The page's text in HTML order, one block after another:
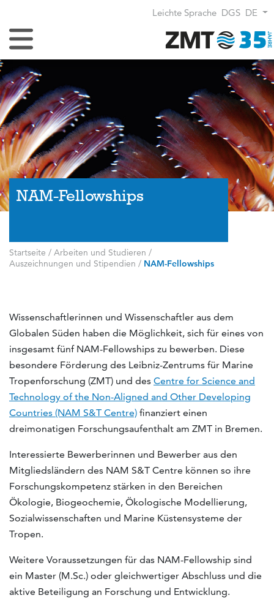
Leichte Sprache DGS DE
Navigation umschalten
NAM-Fellowships
Startseite / Arbeiten und Studieren /
Auszeichnungen und Stipendien / NAM-Fellowships
Wissenschaftlerinnen und Wissenschaftler aus dem
Globalen Süden haben die Möglichkeit, sich für eines von
insgesamt fünf NAM-Fellowships zu bewerben. Diese
besondere Förderung des Leibniz-Zentrums für Marine
Tropenforschung (ZMT) und des Centre for Science and
Technology of the Non-Aligned and Other Developing
Countries (NAM S&T Centre) finanziert einen
dreimonatigen Forschungsaufenthalt am ZMT in Bremen.
Interessierte Bewerberinnen und Bewerber aus den
Mitgliedsländern des NAM S&T Centre können so ihre
Forschungskompetenz stärken in den Bereichen
Ökologie, Biogeochemie, Ökologische Modellierung,
Sozialwissenschaften und Marine Küstensysteme der
Tropen.
Weitere Voraussetzungen für das NAM-Fellowship sind
ein Master (M.Sc.) oder gleichwertiger Abschluss und die
aktive Beteiligung an Forschung und Entwicklung.